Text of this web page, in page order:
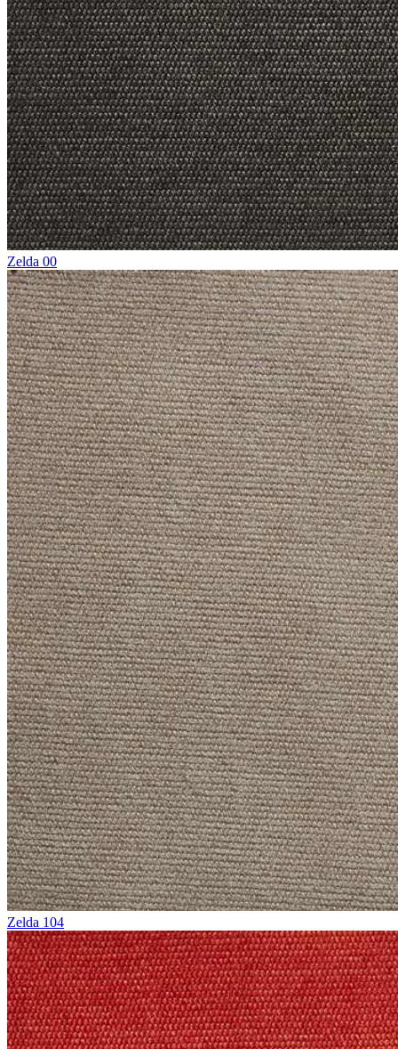
Zelda 00
Zelda 104